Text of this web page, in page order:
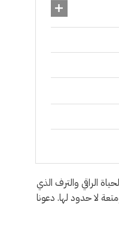
الراقي والترف الذي
لا حدود لها. دعونا